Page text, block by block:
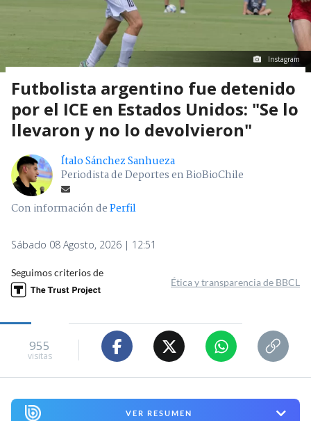
Instagram
Futbolista argentino fue detenido
por el ICE en Estados Unidos: "Se lo
llevaron y no lo devolvieron"
Ítalo Sánchez Sanhueza
Periodista de Deportes en BioBioChile
Con información dePerfil
Sábado 08 Agosto, 2026 | 12:51
Seguimos criterios de
Ética y transparencia de BBCL
955
visitas
VER RESUMEN